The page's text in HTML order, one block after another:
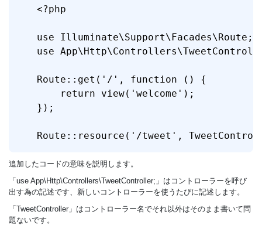
<?php
use Illuminate\Support\Facades\Route;
use
Route::get('/', function () {
    return view('welcome');
});
Route::resource('/tweet',
追加したコードの意味を説明します。
「use App\Http\Controllers\TweetController;」はコントローラーを呼び
出す為の記述です、新しいコントローラーを使うたびに記述します。
「TweetController」はコントローラー名でそれ以外はそのまま書いて問
題ないです。